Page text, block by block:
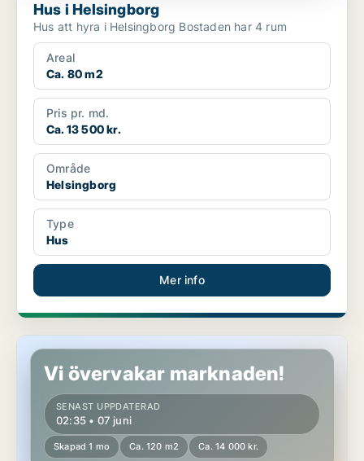
Hus i Helsingborg
Hus att hyra i Helsingborg Bostaden har 4 rum
Areal
Ca. 80 m2
Pris pr. md.
Ca. 13 500 kr.
Område
Helsingborg
Type
Hus
Mer info
Hus i Helsingborg
Vi övervakar marknaden!
SENAST UPPDATERAD
02:35 • 07 juni
Skapad 1 mo Ca. 120 m2 Ca. 14 000 kr.